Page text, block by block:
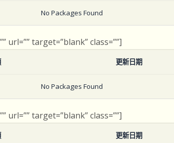
No Packages Found
url=”” target=”blank” class=””]
更新日期
No Packages Found
url=”” target=”blank” class=””]
更新日期